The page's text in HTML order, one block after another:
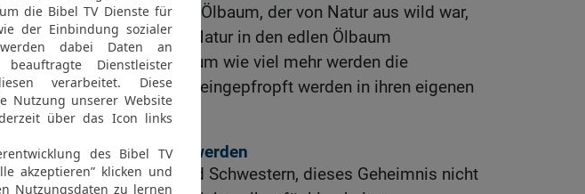
24 Denn wenn du aus dem Ölbaum, der von Natur aus wild war,
abgehauen und wider die Natur in den edlen Ölbaum
eingepfropft worden bist, um wie viel mehr werden die
natürlichen Zweige wieder eingepfropft werden in ihren eigenen
Ölbaum.
Ganz Israel wird gerettet werden
25 Ich will euch, Brüder und Schwestern, dieses Geheimnis nicht